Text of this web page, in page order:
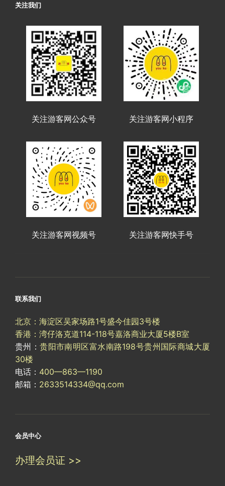
关注我们
关注游客网公众号 关注游客网小程序
关注游客网视频号 关注游客网快手号
联系我们
北京：海淀区吴家场路1号盛今佳园3号楼
香港：湾仔洛克道114-118号嘉洛商业大厦5楼B室
贵州：贵阳市南明区富水南路198号贵州国际商城大厦
30楼
电话： 400—863—1190
邮箱： 2633514334@qq.com
会员中心
办理会员证 >>